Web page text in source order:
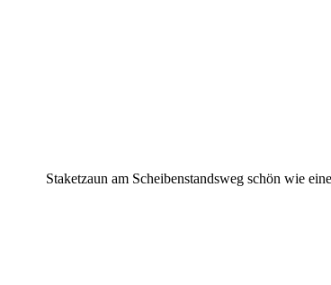
Staketzaun am Scheibenstandsweg schön wie eine